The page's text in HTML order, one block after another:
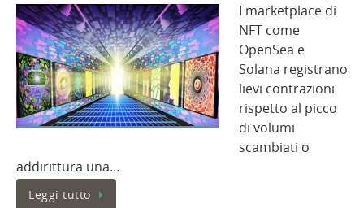
I marketplace di
NFT come
OpenSea e
Solana registrano
lievi contrazioni
rispetto al picco
di volumi
scambiati o
addirittura una…
Leggi tutto